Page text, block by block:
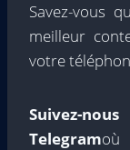
Savez-vous
meilleur
votre
Suivez-
Telegramoù